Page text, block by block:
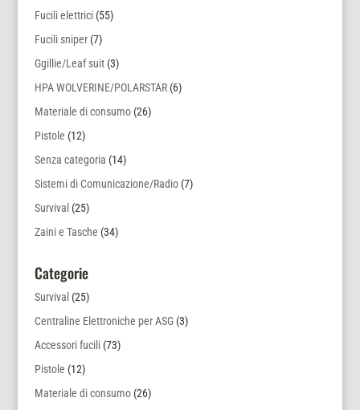
Fucili elettrici (55)
Fucili sniper (7)
Ggillie/Leaf suit (3)
HPA WOLVERINE/POLARSTAR (6)
Materiale di consumo (26)
Pistole (12)
Senza categoria (14)
Sistemi di Comunicazione/Radio (7)
Survival (25)
Zaini e Tasche (34)
Categorie
Survival (25)
Centraline Elettroniche per ASG (3)
Accessori fucili (73)
Pistole (12)
Materiale di consumo (26)